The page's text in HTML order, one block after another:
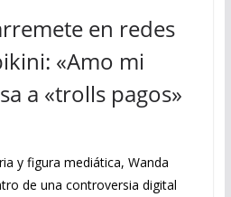
en redes
«Amo mi
a «trolls pagos»
y figura mediática, Wanda
de una controversia digital